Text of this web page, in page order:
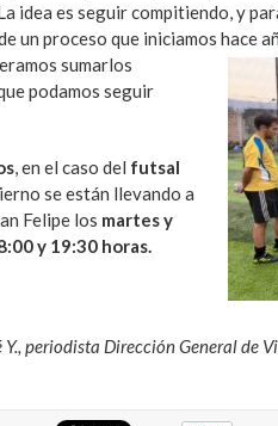
idea es seguir compitiendo, y
un proceso que iniciamos hace
sumarlos
podamos seguir
, en el caso del futsal
se están llevando a
Felipe los martes y
y 19:30 horas.
Y., periodista Dirección General de